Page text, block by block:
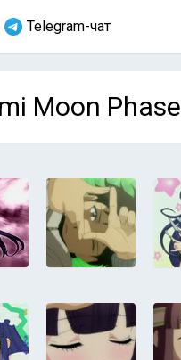
Telegram-чат
Moon Phase